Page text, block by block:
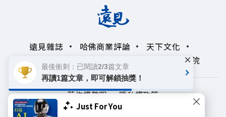
Just For You
遠見雜誌 哈佛商業評論
天下文化
未來親子學習平台
領導影響力學院
著作權聲明
隱私權政策
最後衝刺：已閱讀2/3篇文章
再讀1篇文章，即可解鎖抽獎！
×